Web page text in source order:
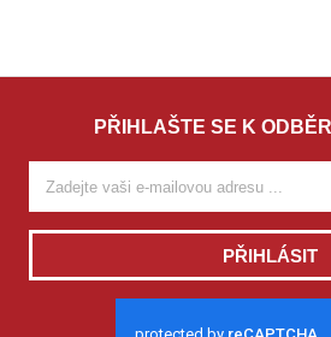
PŘIHLAŠTE SE K
PŘIHLÁSIT